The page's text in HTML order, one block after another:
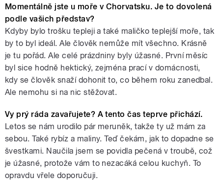
Momentálně jste u moře v Chorvatsku. Je to dovolená
podle vašich představ?
Kdyby bylo trošku tepleji a také maličko teplejší moře, tak
by to byl ideál. Ale člověk nemůže mít všechno. Krásně
je tu pořád. Ale celé prázdniny byly úžasné. První měsíc
byl sice hodně hektický, zejména prací v domácnosti,
kdy se člověk snaží dohonit to, co během roku zanedbal.
Ale nemohu si na nic stěžovat.
Vy prý ráda zavařujete? A tento čas teprve přichází.
Letos se nám urodilo pár meruněk, takže ty už mám za
sebou. Také rybíz a maliny. Teď čekám, jak to dopadne se
švestkami. Naučila jsem se povidla pečená v troubě, což
je úžasné, protože vám to nezacáká celou kuchyň. To
opravdu vřele doporučuji.